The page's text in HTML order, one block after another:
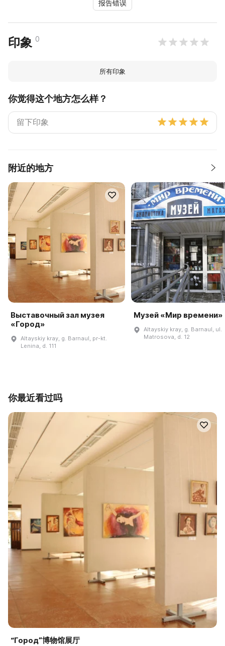
报告错误
印象 0
所有印象
你觉得这个地方怎么样？
附近的地方
Выставочный зал музея
«Город»
Altayskiy kray, g. Barnaul, pr-kt.
Lenina, d. 111
Музей «Мир времени»
Altayskiy kray, g. Barnaul, ul.
Matrosova, d. 12
你最近看过吗
“Город”博物馆展厅